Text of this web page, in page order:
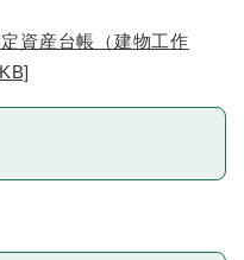
資産台帳（建物工作